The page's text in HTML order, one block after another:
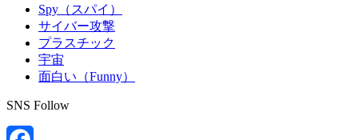
Spy（スパイ）
サイバー攻撃
プラスチック
宇宙
面白い（Funny）
SNS Follow